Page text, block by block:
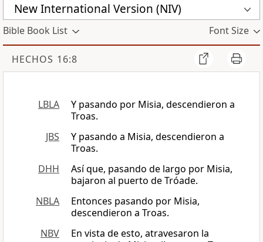
New International Version (NIV)
Bible Book List Font Size
HECHOS 16:8
LBLA
Y pasando por Misia, descendieron a
Troas.
JBS
Y pasando a Misia, descendieron a
Troas.
DHH
Así que, pasando de largo por Misia,
bajaron al puerto de Tróade.
NBLA
Entonces pasando por Misia,
descendieron a Troas.
NBV
En vista de esto, atravesaron la